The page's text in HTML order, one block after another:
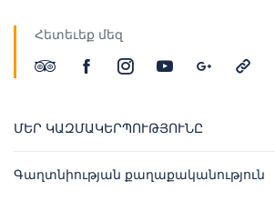
Հետեւեք մեզ
ՄԵՐ ԿԱԶՄԱԿԵՐՊՈՒԹՅՈՒՆԸ
Գաղտնիության քաղաքականություն